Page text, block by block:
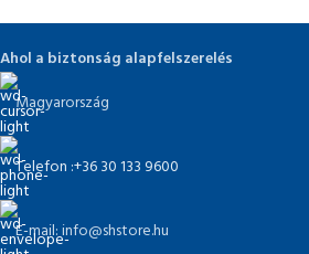
Ahol a biztonság alapfelszerelés
Magyarország
Telefon :+36 30 133 9600
E-mail: info@shstore.hu